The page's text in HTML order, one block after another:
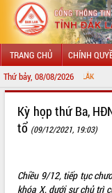
TRANG CHỦ CHÍNH
Thứ bảy, 08/08/2026
LÃNH ĐẠO UBND TỈNH
SỞ, BAN, NGÀNH
Kỳ họp thứ Ba,
tổ (09/12/2021, 19:03)
Chiều 9/12, tiếp tục
khóa X, dưới sự chủ trì